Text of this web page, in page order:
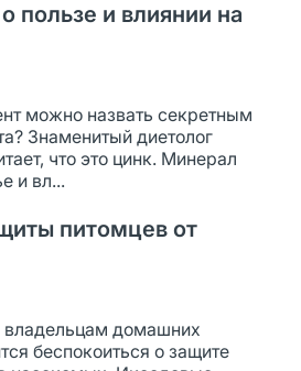
пользе и влиянии на
можно назвать секретным
Знаменитый диетолог
что это цинк. Минерал
и вл...
питомцев от
домашних
беспокоиться о защите